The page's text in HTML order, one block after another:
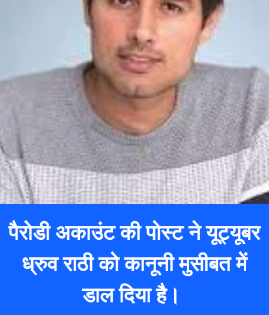
पैरोडी अकाउंट की पोस्ट ने यूट्यूबर
ध्रुव राठी को कानूनी मुसीबत में
डाल दिया है।